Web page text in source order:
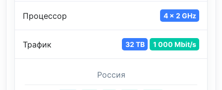
Процессор 4 x 2 GHz
Трафик 32 TB 1 000 Mbit/s
Россия